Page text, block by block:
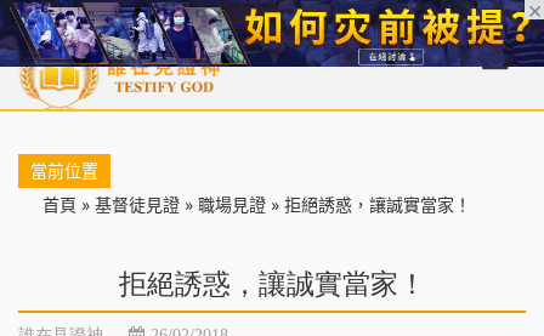
首頁 每日靈糧 天國福音 基督徒見證 信仰解答 聖經
當前位置
首頁 » 基督徒見證 » 職場見證 » 拒絕誘惑，讓誠實當家！
拒絕誘惑，讓誠實當家！